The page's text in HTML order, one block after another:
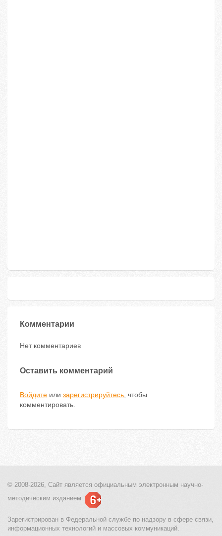
Комментарии
Нет комментариев
Оставить комментарий
Войдите или зарегистрируйтесь, чтобы
комментировать.
© 2008-2026, Сайт является официальным электронным научно-
методическим изданием.
Зарегистрирован в Федеральной службе по надзору в сфере связи,
информационных технологий и массовых коммуникаций.